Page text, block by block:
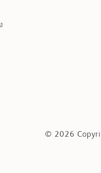
© 2026